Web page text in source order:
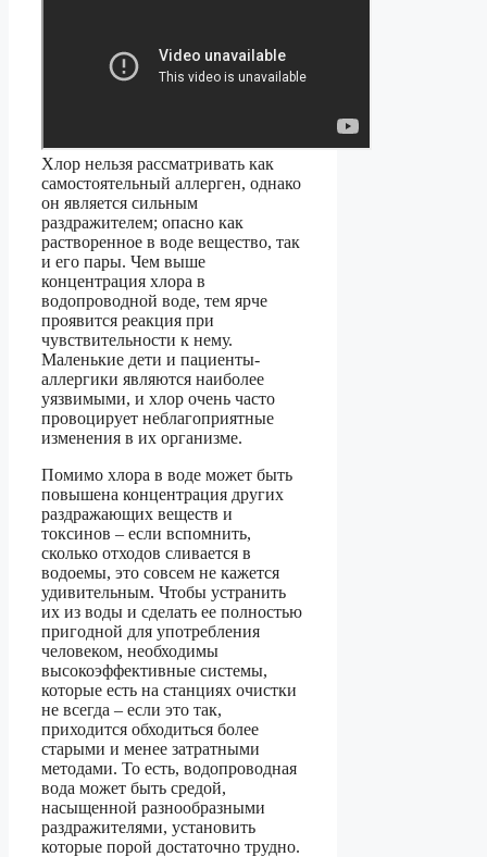
Хлор нельзя рассматривать как
самостоятельный аллерген, однако
он является сильным
раздражителем; опасно как
растворенное в воде вещество, так
и его пары. Чем выше
концентрация хлора в
водопроводной воде, тем ярче
проявится реакция при
чувствительности к нему.
Маленькие дети и пациенты-
аллергики являются наиболее
уязвимыми, и хлор очень часто
провоцирует неблагоприятные
изменения в их организме.
Помимо хлора в воде может быть
повышена концентрация других
раздражающих веществ и
токсинов – если вспомнить,
сколько отходов сливается в
водоемы, это совсем не кажется
удивительным. Чтобы устранить
их из воды и сделать ее полностью
пригодной для употребления
человеком, необходимы
высокоэффективные системы,
которые есть на станциях очистки
не всегда – если это так,
приходится обходиться более
старыми и менее затратными
методами. То есть, водопроводная
вода может быть средой,
насыщенной разнообразными
раздражителями, установить
которые порой достаточно трудно.